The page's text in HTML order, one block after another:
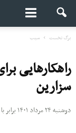
برگ نخست سیب
راهکارهایی
سزارین
دوشنبه ۲۴ مرداد ۱۴۰۱ برابر با ۱۵ اوت ۲۰۲۲